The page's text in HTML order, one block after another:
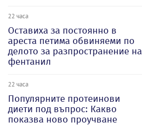
22 часа
Оставиха за постоянно в
ареста петима обвиняеми по
делото за разпространение на
фентанил
22 часа
Популярните протеинови
диети под въпрос: Какво
показва ново проучване